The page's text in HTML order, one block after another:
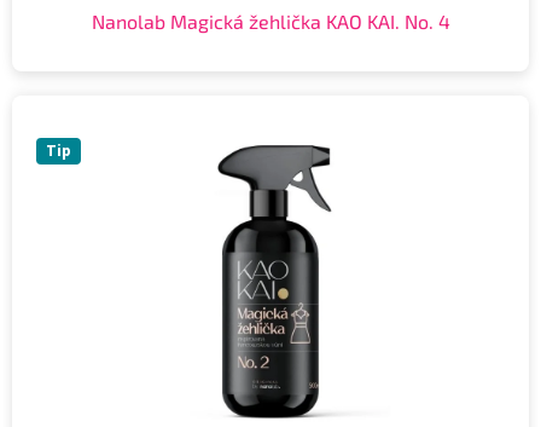
Nanolab Magická žehlička KAO KAI. No. 4
Tip